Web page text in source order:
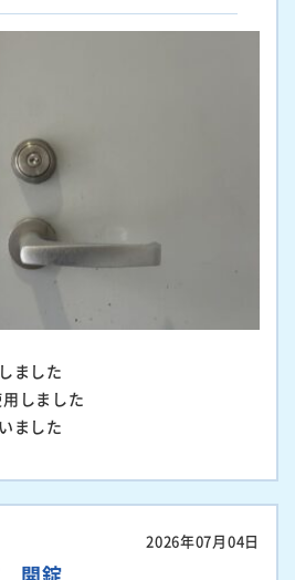
ました
しました
ました
2026年07月04日
開錠